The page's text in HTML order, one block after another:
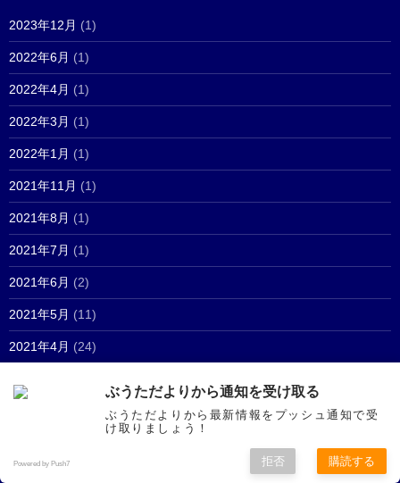
2023年12月 (1)
2022年6月 (1)
2022年4月 (1)
2022年3月 (1)
2022年1月 (1)
2021年11月 (1)
2021年8月 (1)
2021年7月 (1)
2021年6月 (2)
2021年5月 (11)
2021年4月 (24)
ぶうただよりから通知を受け取る
ぶうただよりから最新情報をプッシュ通知で受
け取りましょう！
Powered by Push7 拒否 購読する